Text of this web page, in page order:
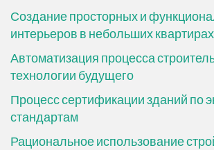
Создание просторных и
интерьеров в небольших квартирах
Автоматизация процесса
технологии будущего
Процесс сертификации зданий по
стандартам
Рациональное использование